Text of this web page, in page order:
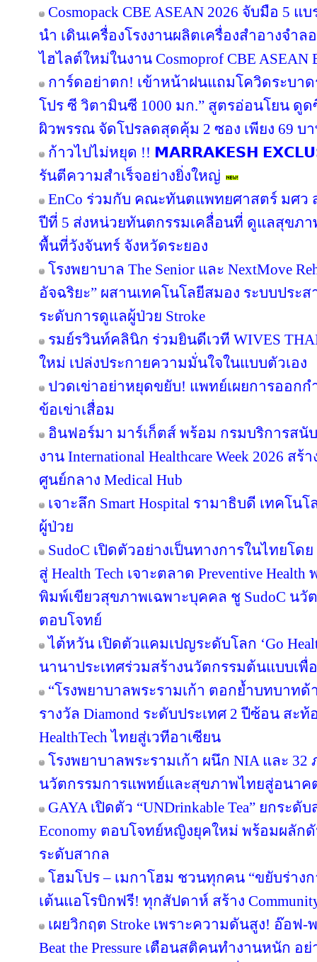
Cosmopack CBE ASEAN 2026 จับมือ 5
นำ เดินเครื่องโรงงานผลิตเครื่องสำอางจำลอ
ไฮไลต์ใหม่ในงาน Cosmoprof CBE ASEAN
การ์ดอย่าตก! เข้าหน้าฝนแถมโควิดระบา
โปร ซี วิตามินซี 1000 มก.” สูตรอ่อนโยน ดู
ผิวพรรณ จัดโปรลดสุดคุ้ม 2 ซอง เพียง 69 บ
ก้าวไปไม่หยุด !! 𝗠𝗔𝗥𝗥𝗔𝗞𝗘𝗦𝗛
รันตีความสำเร็จอย่างยิ่งใหญ่
EnCo ร่วมกับ คณะทันตแพทยศาสตร์ มศว
ปีที่ 5 ส่งหน่วยทันตกรรมเคลื่อนที่ ดูแลสุขภ
พื้นที่วังจันทร์ จังหวัดระยอง
โรงพยาบาล The Senior และ NextMove
อัจฉริยะ” ผสานเทคโนโลยีสมอง ระบบประ
ระดับการดูแลผู้ป่วย Stroke
รมย์รวินท์คลินิก ร่วมยินดีเวที WIVES
ใหม่ เปล่งประกายความมั่นใจในแบบตัวเอง
ปวดเข่าอย่าหยุดขยับ! แพทย์เผยการออก
ข้อเข่าเสื่อม
อินฟอร์มา มาร์เก็ตส์ พร้อม กรมบริการส
งาน International Healthcare Week 2026
ศูนย์กลาง Medical Hub
เจาะลึก Smart Hospital รามาธิบดี เทคโน
ผู้ป่วย
SudoC เปิดตัวอย่างเป็นทางการในไทยโด
สู่ Health Tech เจาะตลาด Preventive
พิมพ์เขียวสุขภาพเฉพาะบุคคล ชู SudoC นวั
ตอบโจทย์
ไต้หวัน เปิดตัวแคมเปญระดับโลก ‘Go
นานาประเทศร่วมสร้างนวัตกรรมต้นแบบเ
“โรงพยาบาลพระรามเก้า ตอกย้ำบทบาทด้
รางวัล Diamond ระดับประเทศ 2 ปีซ้อน ส
HealthTech ไทยสู่เวทีอาเซียน
โรงพยาบาลพระรามเก้า ผนึก NIA และ
นวัตกรรมการแพทย์และสุขภาพไทยสู่อนาค
GAYA เปิดตัว “UNDrinkable Tea” ยกระดั
Economy ตอบโจทย์หญิงยุคใหม่ พร้อมผลัก
ระดับสากล
โฮมโปร – เมกาโฮม ชวนทุกคน “ขยับร่าง
เต้นแอโรบิกฟรี! ทุกสัปดาห์ สร้าง
เผยวิกฤต Stroke เพราะความดันสูง! อ๊อ
Beat the Pressure เตือนสติคนทำงานหนัก อ